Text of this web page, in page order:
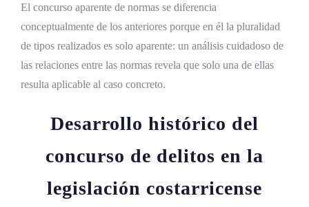
Tendencias emergentes en doctrina y
jurisprudencia
Factor disruptivo: cómo la tecnología ha
cambiado y seguirá cambiando el concurso
delitos en Costa Rica
Cuál es la diferencia entre concurso ideal y
concurso material
El concurso aparente de normas se diferencia
conceptualmente de los anteriores porque en él la pluralidad
de tipos realizados es solo aparente: un análisis cuidadoso de
las relaciones entre las normas revela que solo una de ellas
resulta aplicable al caso concreto.
Desarrollo histórico del
concurso de delitos en la
legislación costarricense